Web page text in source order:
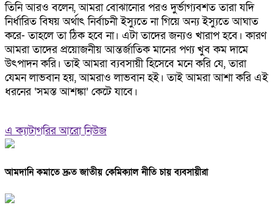
তিনি আরও বলেন, আমরা বোঝানোর পরও দুর্ভাগ্যবশত তারা যদি
নির্ধারিত বিষয় অর্থাৎ নির্বাচনী ইস্যুতে না গিয়ে অন্য ইস্যুতে আঘাত
করে- তাহলে তা ঠিক হবে না। এটা তাদের জন্যও খারাপ হবে। কারণ
আমরা তাদের প্রয়োজনীয় আন্তর্জাতিক মানের পণ্য খুব কম দামে
উৎপাদন করি। তাই আমরা ব্যবসায়ী হিসেবে মনে করি যে, তারা
যেমন লাভবান হয়, আমরাও লাভবান হই। তাই আমরা আশা করি এই
ধরনের ‘সমস্ত আশঙ্কা’ কেটে যাবে।
এ ক্যাটাগরির আরো নিউজ
আমদানি কমাতে দ্রুত জাতীয় কেমিক্যাল নীতি চায় ব্যবসায়ীরা